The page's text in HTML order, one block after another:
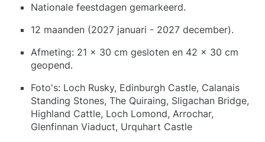
Nationale feestdagen gemarkeerd.
12 maanden (2027 januari - 2027 december).
Afmeting: 21 x 30 cm gesloten en 42 x 30 cm
geopend.
Foto's: Loch Rusky, Edinburgh Castle, Calanais
Standing Stones, The Quiraing, Sligachan Bridge,
Highland Cattle, Loch Lomond, Arrochar,
Glenfinnan Viaduct, Urquhart Castle